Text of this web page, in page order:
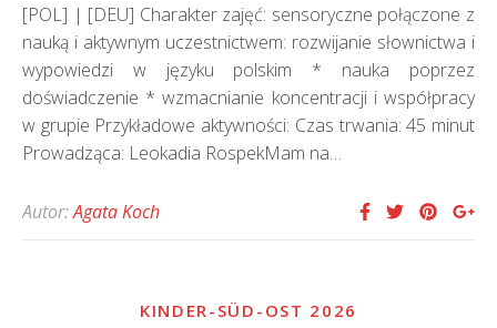
[POL] | [DEU] Charakter zajęć: sensoryczne połączone z
nauką i aktywnym uczestnictwem: rozwijanie słownictwa i
wypowiedzi w języku polskim * nauka poprzez
doświadczenie * wzmacnianie koncentracji i współpracy
w grupie Przykładowe aktywności: Czas trwania: 45 minut
Prowadząca: Leokadia RospekMam na…
Autor:Agata Koch
KINDER-SÜD-OST 2026